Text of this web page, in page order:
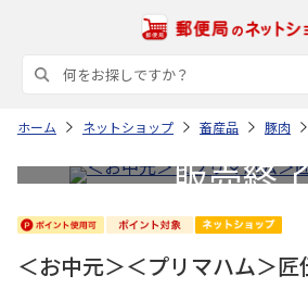
ホーム ネットショップ 畜産品 豚肉
＜お中元＞＜プリマハム＞匠